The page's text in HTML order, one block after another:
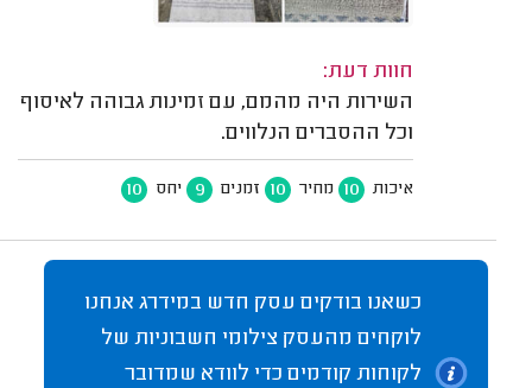
חוות דעת:
השירות היה מהמם, עם זמינות גבוהה לאיסוף
וכל ההסברים הנלווים.
איכות 10 מחיר 10 זמנים 9 יחס 10
כשאנו בודקים עסק חדש במידרג אנחנו
לוקחים מהעסק צילומי חשבוניות של
לקוחות קודמים כדי לוודא שמדובר